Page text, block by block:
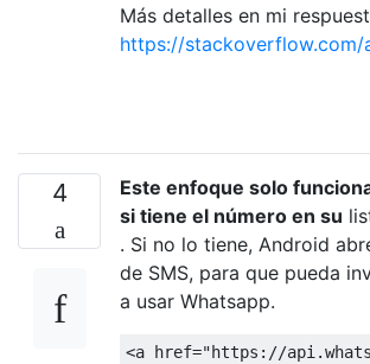
Más detalles en mi
https://
4
Este enfoque solo
si tiene el número en su
. Si no lo tiene, Android
de SMS, para que pueda
a usar Whatsapp.
<a href="https://